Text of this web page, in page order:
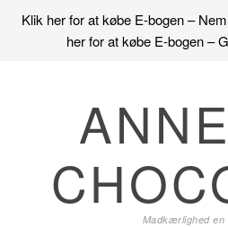
Klik her for at købe E-bogen –
her for at købe E-bogen –
Madkærlighed en